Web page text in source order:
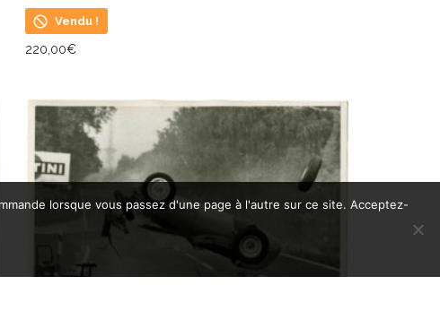
Vendu !
220,00€
lorsque vous passez d'une page à l'autre sur ce site. Acceptez-